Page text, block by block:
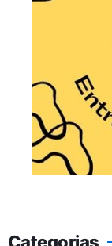
Categorias